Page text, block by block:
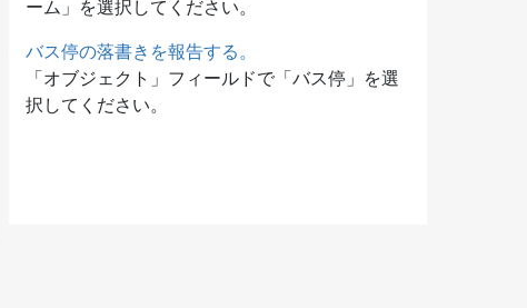
ーム」を選択してください。
バス停の落書きを報告する。
「オブジェクト」フィールドで「バス停」を選
択してください。